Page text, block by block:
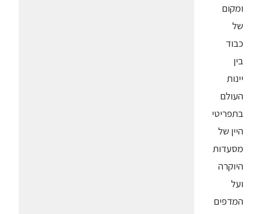
ומקום
של
כבוד
בין
יינות
העולם
בתפריטי
היין של
מסעדות
היוקרה
ועל
המדפים